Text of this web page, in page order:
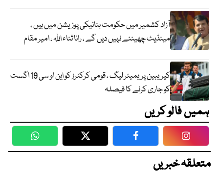
آزاد کشمیر میں حکومت بنانیکی پوزیشن میں ہیں ،
مینڈیٹ چھیننے نہیں دیں گے ، رانا ثناء اللہ ، امیر مقام
کیریبین پریمیئر لیگ ، قومی کرکٹرز کو این او سی 19 اگست
کو جاری کرنے کا فیصلہ
ہمیں فالو کریں
WhatsApp Twitter Facebook
متعلقہ خبریں